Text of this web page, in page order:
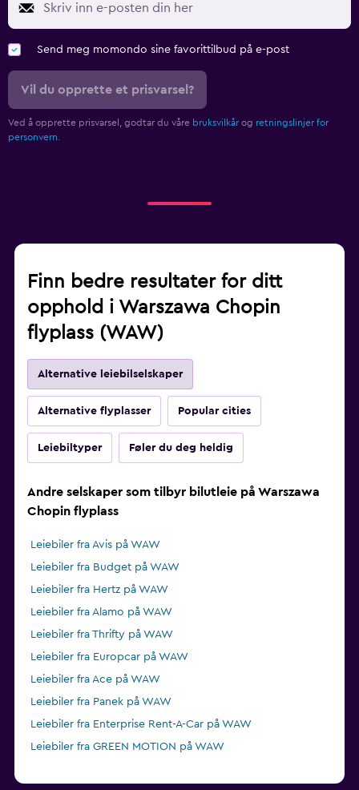
Send meg momondo sine favorittilbud på e-post
Vil du opprette et prisvarsel?
Ved å opprette prisvarsel, godtar du våre bruksvilkår og retningslinjer for
personvern.
Finn bedre resultater for ditt
opphold i Warszawa Chopin
flyplass (WAW)
Alternative leiebilselskaper
Alternative flyplasser Popular cities
Leiebiltyper Føler du deg heldig
Andre selskaper som tilbyr bilutleie på Warszawa
Chopin flyplass
Leiebiler fra Avis på WAW
Leiebiler fra Budget på WAW
Leiebiler fra Hertz på WAW
Leiebiler fra Alamo på WAW
Leiebiler fra Thrifty på WAW
Leiebiler fra Europcar på WAW
Leiebiler fra Ace på WAW
Leiebiler fra Panek på WAW
Leiebiler fra Enterprise Rent-A-Car på WAW
Leiebiler fra GREEN MOTION på WAW